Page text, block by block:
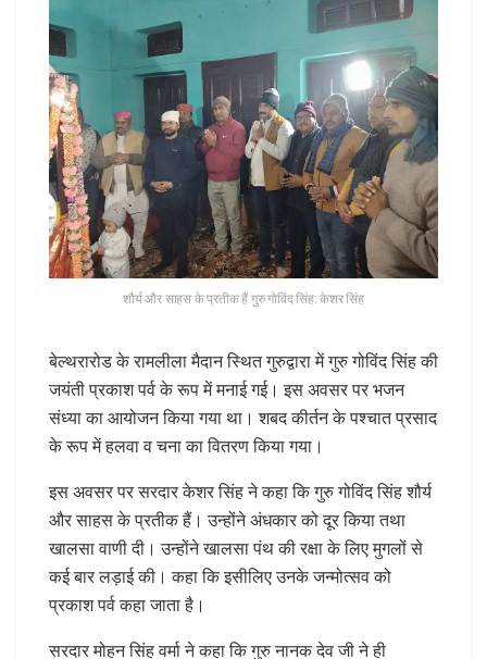
शौर्य और साहस के प्रतीक हैं गुरु गोविंद सिंह: केशर सिंह
बेल्थरारोड के रामलीला मैदान स्थित गुरुद्वारा में गुरु गोविंद सिंह की
जयंती प्रकाश पर्व के रूप में मनाई गई। इस अवसर पर भजन
संध्या का आयोजन किया गया था। शबद कीर्तन के पश्चात प्रसाद
के रूप में हलवा व चना का वितरण किया गया।
इस अवसर पर सरदार केशर सिंह ने कहा कि गुरु गोविंद सिंह शौर्य
और साहस के प्रतीक हैं। उन्होंने अंधकार को दूर किया तथा
खालसा वाणी दी। उन्होंने खालसा पंथ की रक्षा के लिए मुगलों से
कई बार लड़ाई की। कहा कि इसीलिए उनके जन्मोत्सव को
प्रकाश पर्व कहा जाता है।
सरदार मोहन सिंह वर्मा ने कहा कि गुरु नानक देव जी ने ही